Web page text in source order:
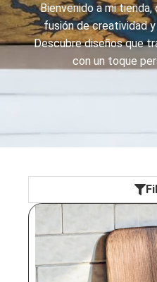
Bienvenido a mi tienda,
fusión de creatividad
Descubre diseños que
con un toque